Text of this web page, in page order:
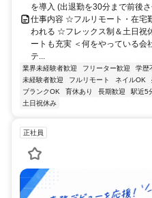
を導入 (出退勤を30分まで前後さ
仕事内容 ☆フルリモート・在宅
われる ☆フレックス制＆土日祝
ートも充実 ＜何をやっている会
テ...
業界未経験者歓迎 フリーター歓迎 学歴
未経験者歓迎
フルリモート ネイルOK
ブランクOK
育休あり 長期歓迎 駅近5
土日祝休み
正社員